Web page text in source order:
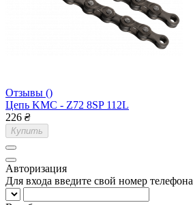
Отзывы ()
Цепь KMC - Z72 8SP 112L
226 ₴
Купить
Авторизация
Для входа введите свой номер телефона